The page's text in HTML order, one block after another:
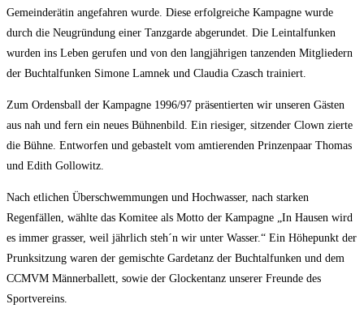
Gemeinderätin angefahren wurde. Diese erfolgreiche Kampagne wurde
durch die Neugründung einer Tanzgarde abgerundet. Die Leintalfunken
wurden ins Leben gerufen und von den langjährigen tanzenden Mitgliedern
der Buchtalfunken Simone Lamnek und Claudia Czasch trainiert.
Zum Ordensball der Kampagne 1996/97 präsentierten wir unseren Gästen
aus nah und fern ein neues Bühnenbild. Ein riesiger, sitzender Clown zierte
die Bühne. Entworfen und gebastelt vom amtierenden Prinzenpaar Thomas
und Edith Gollowitz.
Nach etlichen Überschwemmungen und Hochwasser, nach starken
Regenfällen, wählte das Komitee als Motto der Kampagne „In Hausen wird
es immer grasser, weil jährlich steh´n wir unter Wasser.“ Ein Höhepunkt der
Prunksitzung waren der gemischte Gardetanz der Buchtalfunken und dem
CCMVM Männerballett, sowie der Glockentanz unserer Freunde des
Sportvereins.